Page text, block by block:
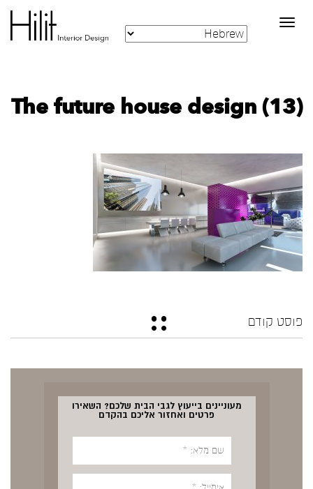
Toggle
navigation
The future house design (13)
פוסט קודם
מעוניינים בייעוץ לגבי הבית שלכם? השאירו
פרטים ואחזור אליכם בהקדם